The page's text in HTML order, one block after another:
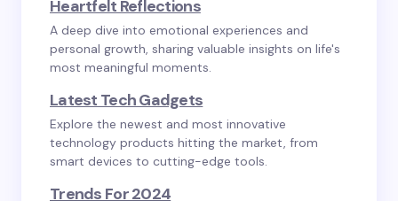
Heartfelt Reflections
A deep dive into emotional experiences and
personal growth, sharing valuable insights on life's
most meaningful moments.
Latest Tech Gadgets
Explore the newest and most innovative
technology products hitting the market, from
smart devices to cutting-edge tools.
Trends For 2024